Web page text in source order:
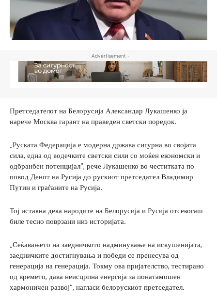
- Advertisement -
Претседателот на Белорусија Александар Лукашенко ја
нарече Москва гарант на праведен светски поредок.
„Руската Федерација е модерна држава сигурна во својата
сила, една од водечките светски сили со моќен економски и
одбранбен потенцијал“, рече Лукашенко во честитката по
повод Денот на Русија до рускиот претседател Владимир
Путин и граѓаните на Русија.
Тој истакна дека народите на Белорусија и Русија отсекогаш
биле тесно поврзани низ историјата.
„Сеќавањето на заедничкото надминување на искушенијата,
заедничките достигнувања и победи се пренесува од
генерација на генерација. Токму ова пријателство, тестирано
од времето, дава неисцрпна енергија за понатамошен
хармоничен развој“, нагласи белорускиот претседател.